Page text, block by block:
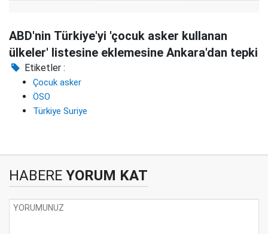
ABD'nin Türkiye'yi 'çocuk asker kullanan
ülkeler' listesine eklemesine Ankara'dan tepki
Etiketler :
Çocuk asker
ÖSO
Türkiye Suriye
HABERE YORUM KAT